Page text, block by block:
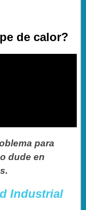
de calor?
para
dude en
Industrial